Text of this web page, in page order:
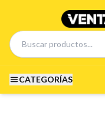
CATEGORÍAS